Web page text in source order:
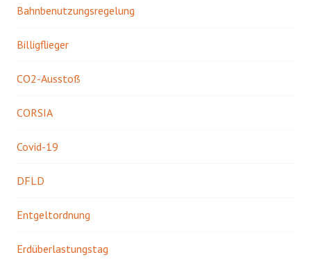
Bahnbenutzungsregelung
Billigflieger
CO2-Ausstoß
CORSIA
Covid-19
DFLD
Entgeltordnung
Erdüberlastungstag